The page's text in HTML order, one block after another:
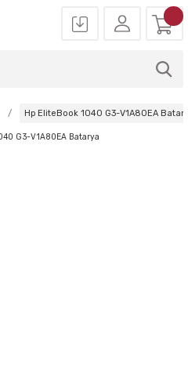
Hp EliteBook 1040 G3-V1A80EA